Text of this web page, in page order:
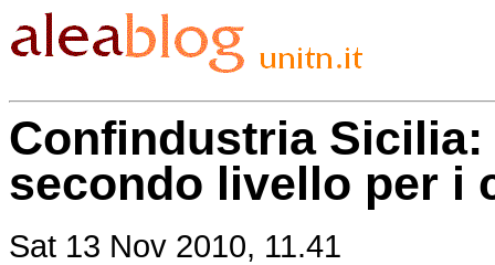
Confindustria
secondo livello per i
Sat 13 Nov 2010, 11.41